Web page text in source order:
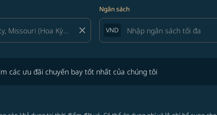
close
Ngân sách
VND
các ưu đãi chuyến bay tốt nhất của chúng tôi